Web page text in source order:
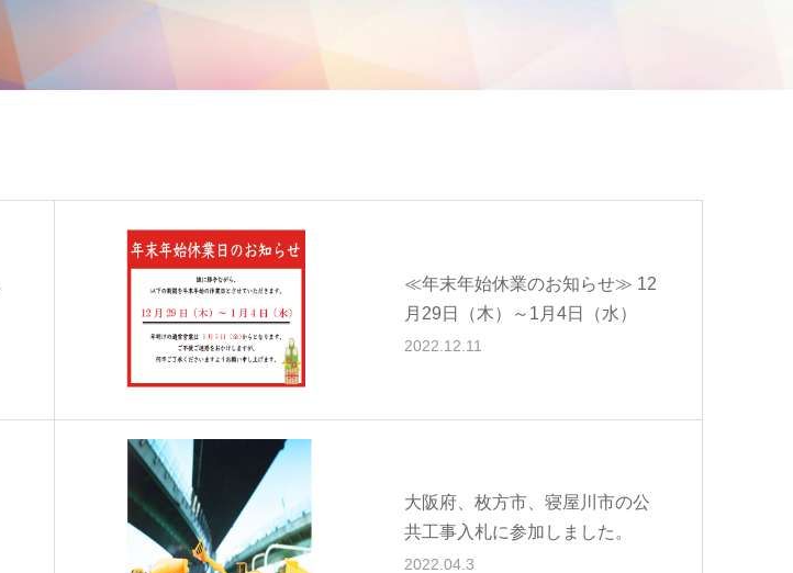
≪年末年始休業のお知らせ≫ 12
月29日（木）～1月4日（水）
2022.12.11
大阪府、枚方市、寝屋川市の公
共工事入札に参加しました。
2022.04.3